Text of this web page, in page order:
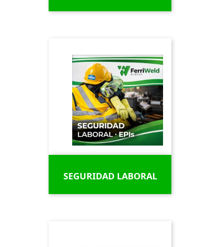
SEGURIDAD LABORAL